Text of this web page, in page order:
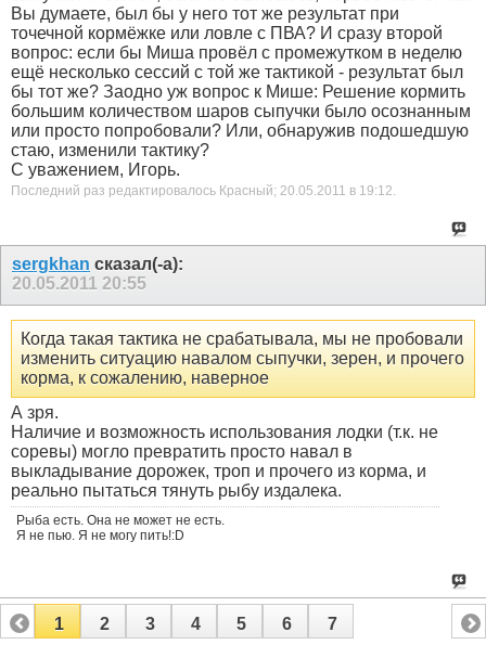
Вы думаете, был бы у него тот же результат при
точечной кормёжке или ловле с ПВА? И сразу второй
вопрос: если бы Миша провёл с промежутком в неделю
ещё несколько сессий с той же тактикой - результат был
бы тот же? Заодно уж вопрос к Мише: Решение кормить
большим количеством шаров сыпучки было осознанным
или просто попробовали? Или, обнаружив подошедшую
стаю, изменили тактику?
С уважением, Игорь.
Последний раз редактировалось Красный; 20.05.2011 в 19:12.
sergkhan сказал(-а):
20.05.2011 20:55
Когда такая тактика не срабатывала, мы не пробовали
изменить ситуацию навалом сыпучки, зерен, и прочего
корма, к сожалению, наверное
А зря.
Наличие и возможность использования лодки (т.к. не
соревы) могло превратить просто навал в
выкладывание дорожек, троп и прочего из корма, и
реально пытаться тянуть рыбу издалека.
Рыба есть. Она не может не есть.
Я не пью. Я не могу пить!:D
1 2 3 4 5 6 7